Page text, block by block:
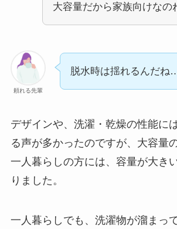
大容量だから家族向けなの
頼れる先輩
脱水時は揺れるんだね
デザインや、洗濯・乾燥の性能に
る声が多かったのですが、大容量
一人暮らしの方には、容量が大き
りました。
一人暮らしでも、洗濯物が溜まっ